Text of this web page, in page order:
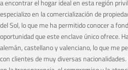
a encontrar el hogar ideal en esta región
especializo en la comercialización de
del Sol, lo que me ha permitido conocer a
oportunidad que este enclave único ofrece.
alemán, castellano y valenciano, lo que me
con clientes de muy diversas